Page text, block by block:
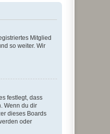
Mitglied
so weiter. Wir
festlegt, dass
Wenn du dir
dieses Boards
oder